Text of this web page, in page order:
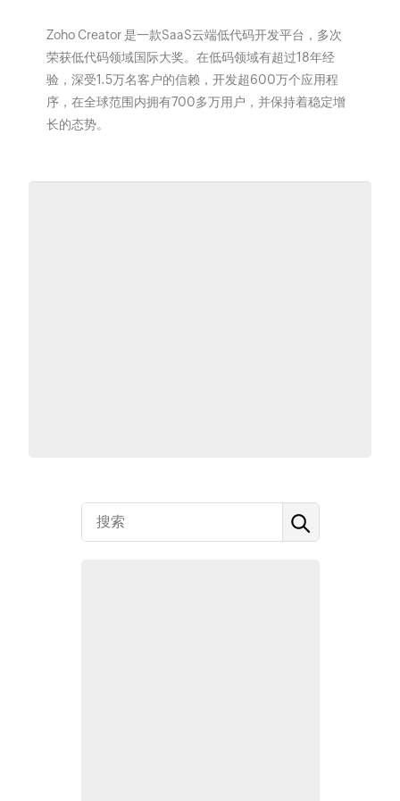
Zoho Creator 是一款SaaS云端低代码开发平台，多次
荣获低代码领域国际大奖。在低码领域有超过18年经
验，深受1.5万名客户的信赖，开发超600万个应用程
序，在全球范围内拥有700多万用户，并保持着稳定增
长的态势。